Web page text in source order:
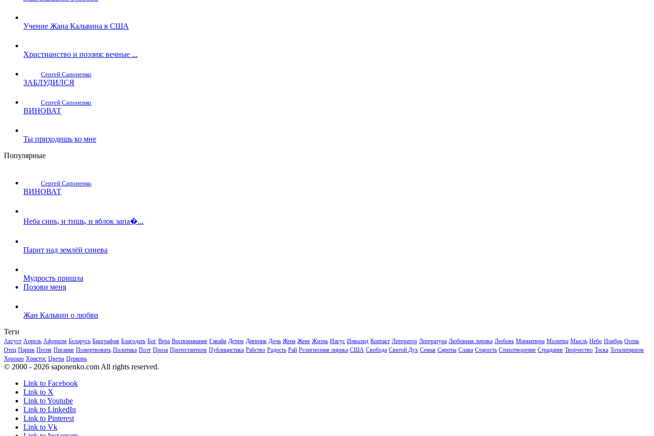
Учение Жана Кальвина в США
Христианство и поэзия: вечные ...
Сергей Сапоненко
ЗАБЛУДИЛСЯ
Сергей Сапоненко
ВИНОВАТ
Ты приходишь ко мне
Популярные
Сергей Сапоненко
ВИНОВАТ
Неба синь, и тишь, и яблок запа�...
Парит над землёй синева
Мудрость пришла
Позови меня
Жан Кальвин о любви
Теги
Август Апрель Афоризм Беларусь Биография Благодать Бог Вера Воспоминание Гавайи Детям Дневник Дочь Жена Жене Жизнь Иисус Инвалид Контакт Литератор Литература Любовная лирика Любовь Миниатюра Молитва Мысль Небо Ноябрь Осень
Отец Париж Песня Писание Пожертвовать Политика Поэт Проза Протестантизм Публицистика Рабство Радость Рай Религиозная лирика США Свобода Святой Дух Семья Сироты Слава Старость Стихотворение Страдание Творчество Тоска Тоталитаризм
Хорошо Христос Цветы Церковь
© 2000 - 2026 saponenko.com All rights reserved.
Link to Facebook
Link to X
Link to Youtube
Link to LinkedIn
Link to Pinterest
Link to Vk